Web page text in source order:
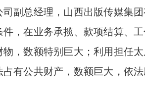
副总经理，山西出版传媒集
，在业务承揽、款项结算、
，数额特别巨大；利用担任
有公共财产，数额巨大，依